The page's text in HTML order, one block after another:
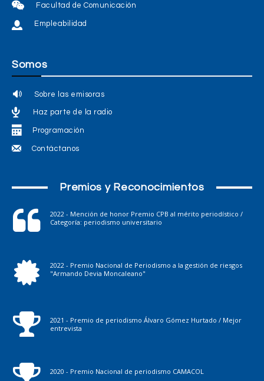
Facultad de Comunicación
Empleabilidad
Somos
Sobre las emisoras
Haz parte de la radio
Programación
Contáctanos
Premios y Reconocimientos
2022 - Mención de honor Premio CPB al mérito periodístico /
Categoría: periodismo universitario
2022 - Premio Nacional de Periodismo a la gestión de riesgos
"Armando Devia Moncaleano"
2021 - Premio de periodismo Álvaro Gómez Hurtado / Mejor
entrevista
2020 - Premio Nacional de periodismo CAMACOL